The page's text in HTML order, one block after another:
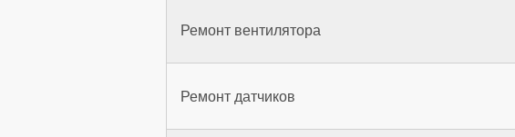
Ремонт вентилятора
Ремонт датчиков